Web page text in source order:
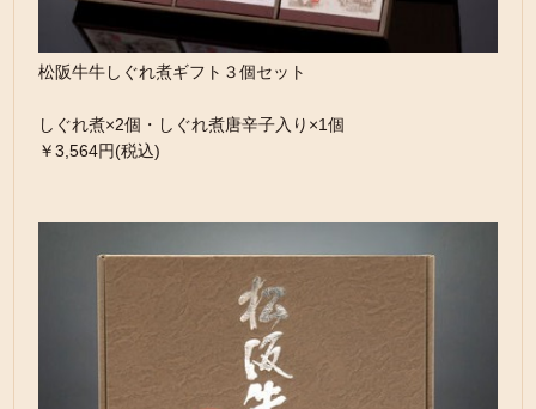
松阪牛牛しぐれ煮ギフト３個セット
しぐれ煮×2個・しぐれ煮唐辛子入り×1個
￥3,564円(税込)